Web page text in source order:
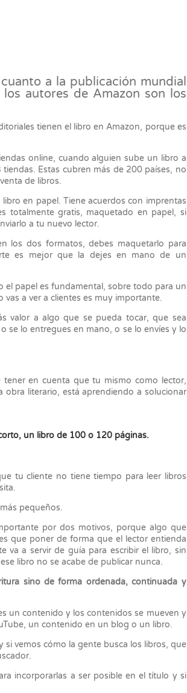
a la publicación mundial
autores de Amazon son los
tienen el libro en Amazon, porque es
online, cuando alguien sube un libro a
Estas cubren más de 200 países, no
de libros.
en papel. Tiene acuerdos con imprentas
totalmente gratis, maquetado en papel, si
a tu nuevo lector.
los dos formatos, debes maquetarlo para
es mejor que la dejes en mano de un
el papel es fundamental, sobre todo para un
a ver a clientes es muy importante.
valor a algo que se pueda tocar, que sea
se lo entregues en mano, o se lo envíes y lo
en cuenta que tu mismo como lector,
literario, está aprendiendo a solucionar
un libro de 100 o 120 páginas.
tu cliente no tiene tiempo para leer libros
pequeños.
por dos motivos, porque algo que
que poner de forma que el lector entienda
va a servir de guía para escribir el libro, sin
libro no se acabe de publicar nunca.
sino de forma ordenada, continuada y
un contenido y los contenidos se mueven y
un contenido en un blog o un libro.
vemos cómo la gente busca los libros, que
incorporarlas a ser posible en el título y si